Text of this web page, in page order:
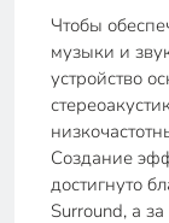
Чтобы
музыки и
устройство
Создание
достигнуто
Surround, а